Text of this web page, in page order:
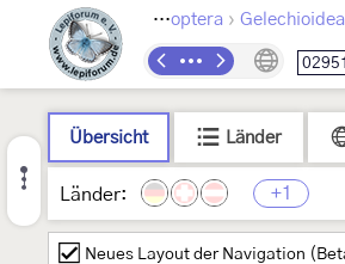
Lepidoptera › Gelechioidea
02951
Übersicht Länder
Länder: +1
Neues Layout der Navigation